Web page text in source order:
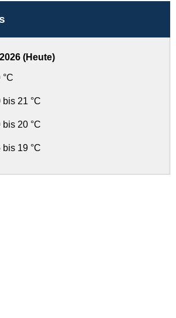
(Heute)
°C
bis 21 °C
bis 20 °C
bis 19 °C